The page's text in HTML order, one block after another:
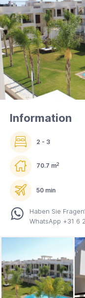
Information
2 - 3
70.7 m2
50 min
Haben Sie
WhatsApp +31 6